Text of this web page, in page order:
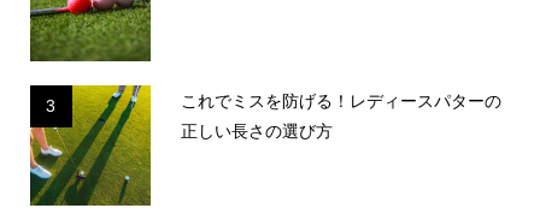
3
これでミスを防げる！レディースパターの
正しい長さの選び方